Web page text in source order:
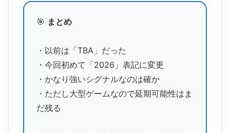
🎯 まとめ
・以前は「TBA」だった
・今回初めて「2026」表記に変更
・かなり強いシグナルなのは確か
・ただし大型ゲームなので延期可能性はま
だ残る